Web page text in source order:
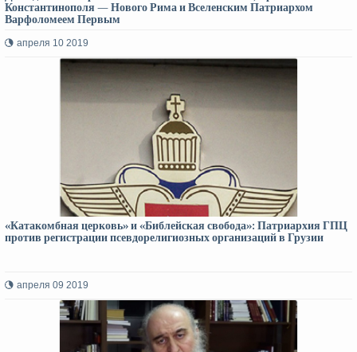
Константинополя — Нового Рима и Вселенским Патриархом
Варфоломеем Первым
апреля 10 2019
«Катакомбная церковь» и «Библейская свобода»: Патриархия ГПЦ
против регистрации псевдорелигиозных организаций в Грузии
апреля 09 2019